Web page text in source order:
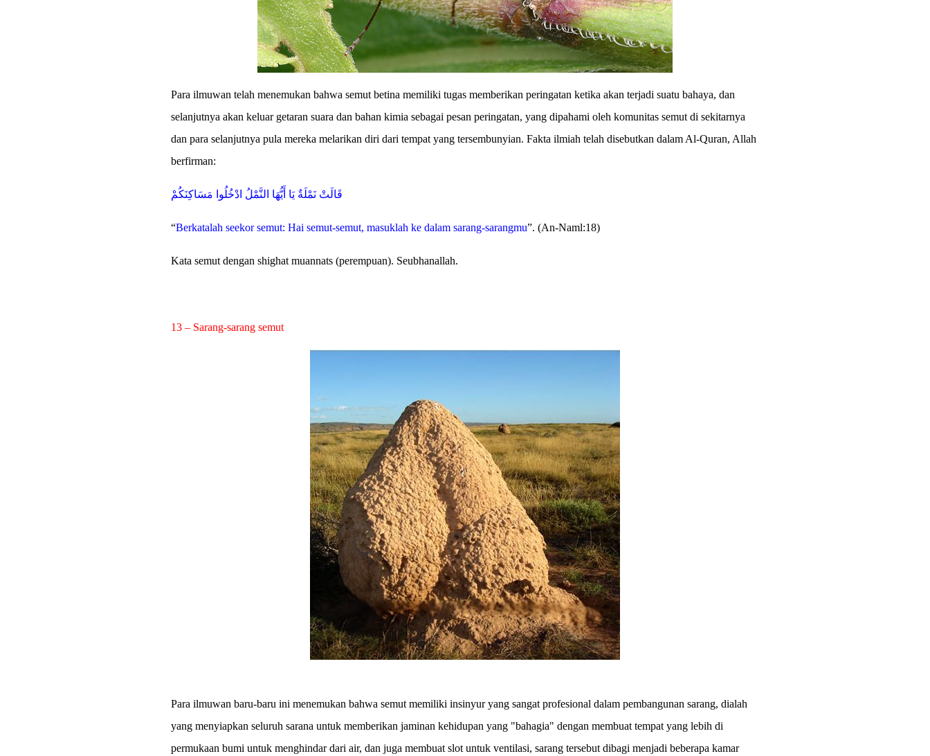
Para ilmuwan telah menemukan bahwa semut betina memiliki tugas memberikan peringatan ketika akan terjadi suatu bahaya, dan
selanjutnya akan keluar getaran suara dan bahan kimia sebagai pesan peringatan, yang dipahami oleh komunitas semut di sekitarnya
dan para selanjutnya pula mereka melarikan diri dari tempat yang tersembunyian. Fakta ilmiah telah disebutkan dalam Al-Quran, Allah
berfirman:
قَالَتْ نَمْلَةٌ يَا أَيُّهَا النَّمْلُ ادْخُلُوا مَسَاكِنَكُمْ
“Berkatalah seekor semut: Hai semut-semut, masuklah ke dalam sarang-sarangmu”. (An-Naml:18)
Kata semut dengan shighat muannats (perempuan). Seubhanallah.
13 – Sarang-sarang semut
Para ilmuwan baru-baru ini menemukan bahwa semut memiliki insinyur yang sangat profesional dalam pembangunan sarang, dialah
yang menyiapkan seluruh sarana untuk memberikan jaminan kehidupan yang "bahagia" dengan membuat tempat yang lebih di
permukaan bumi untuk menghindar dari air, dan juga membuat slot untuk ventilasi, sarang tersebut dibagi menjadi beberapa kamar